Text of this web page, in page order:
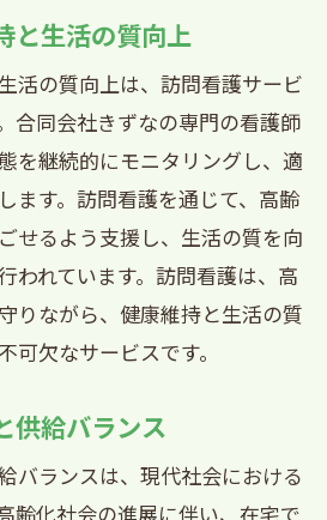
と生活の質向上
活の質向上は、訪問看護サービ
合同会社きずなの専門の看護師
を継続的にモニタリングし、適
ます。訪問看護を通じて、高齢
せるよう支援し、生活の質を向
われています。訪問看護は、高
りながら、健康維持と生活の質
可欠なサービスです。
供給バランス
バランスは、現代社会における
齢化社会の進展に伴い、在宅で